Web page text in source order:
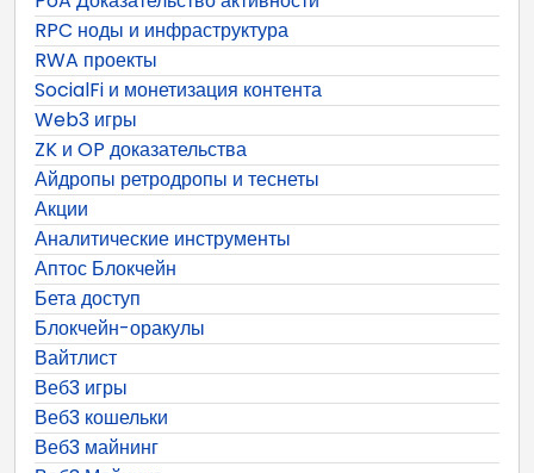
RPC ноды и инфраструктура
RWA проекты
SocialFi и монетизация контента
Web3 игры
ZK и OP доказательства
Айдропы ретродропы и теснеты
Акции
Аналитические инструменты
Аптос Блокчейн
Бета доступ
Блокчейн-оракулы
Вайтлист
Веб3 игры
Веб3 кошельки
Веб3 майнинг